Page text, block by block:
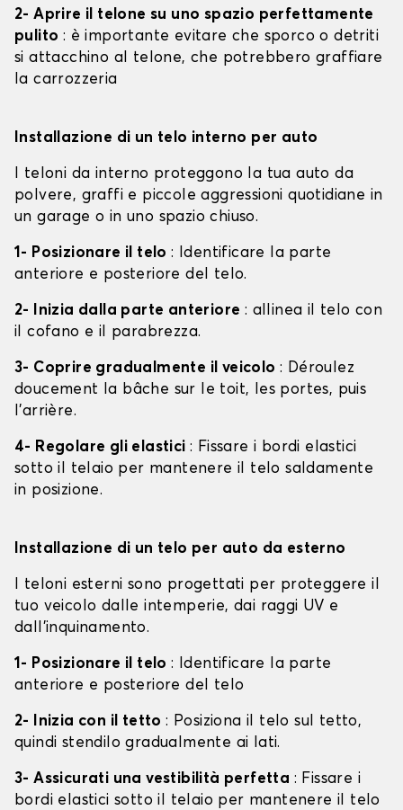
2- Aprire il telone su uno spazio perfettamente
pulito : è importante evitare che sporco o detriti
si attacchino al telone, che potrebbero graffiare
la carrozzeria
Installazione di un telo interno per auto
I teloni da interno proteggono la tua auto da
polvere, graffi e piccole aggressioni quotidiane in
un garage o in uno spazio chiuso.
1- Posizionare il telo: Identificare la parte
anteriore e posteriore del telo.
2- Inizia dalla parte anteriore : allinea il telo con
il cofano e il parabrezza.
3- Coprire gradualmente il veicolo : Déroulez
doucement la bâche sur le toit, les portes, puis
l'arrière.
4- Regolare gli elastici : Fissare i bordi elastici
sotto il telaio per mantenere il telo saldamente
in posizione.
Installazione di un telo per auto da esterno
I teloni esterni sono progettati per proteggere il
tuo veicolo dalle intemperie, dai raggi UV e
dall'inquinamento.
1- Posizionare il telo: Identificare la parte
anteriore e posteriore del telo
2- Inizia con il tetto: Posiziona il telo sul tetto,
quindi stendilo gradualmente ai lati.
3- Assicurati una vestibilità perfetta : Fissare i
bordi elastici sotto il telaio per mantenere il telo